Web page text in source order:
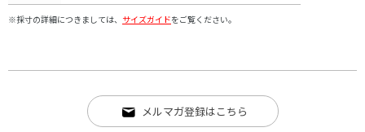
※採寸の詳細につきましては、 サイズガイドをご覧ください。
メルマガ登録はこちら